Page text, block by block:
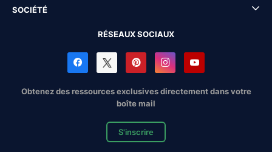
SOCIÉTÉ
RÉSEAUX SOCIAUX
Obtenez des ressources exclusives directement dans votre
boîte mail
S'inscrire